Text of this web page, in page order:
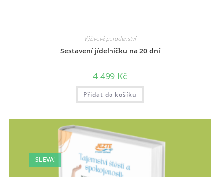
Výživové poradenství
Sestavení jídelníčku na 20 dní
4 499 Kč
Přidat do košíku
SLEVA!